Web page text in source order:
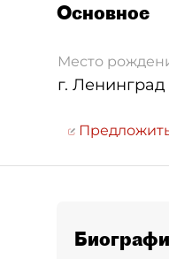
Основное
Место
г. Ленинград